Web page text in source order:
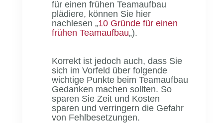
für einen frühen Teamaufbau
plädiere, können Sie hier
nachlesen „10 Gründe für einen
frühen Teamaufbau„).
Korrekt ist jedoch auch, dass Sie
sich im Vorfeld über folgende
wichtige Punkte beim Teamaufbau
Gedanken machen sollten. So
sparen Sie Zeit und Kosten
sparen und verringern die Gefahr
von Fehlbesetzungen.